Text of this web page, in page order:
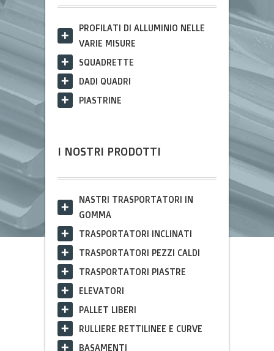
PROFILATI DI ALLUMINIO NELLE
VARIE MISURE
SQUADRETTE
DADI QUADRI
PIASTRINE
I NOSTRI PRODOTTI
NASTRI TRASPORTATORI IN
GOMMA
TRASPORTATORI INCLINATI
TRASPORTATORI PEZZI CALDI
TRASPORTATORI PIASTRE
ELEVATORI
PALLET LIBERI
RULLIERE RETTILINEE E CURVE
BASAMENTI